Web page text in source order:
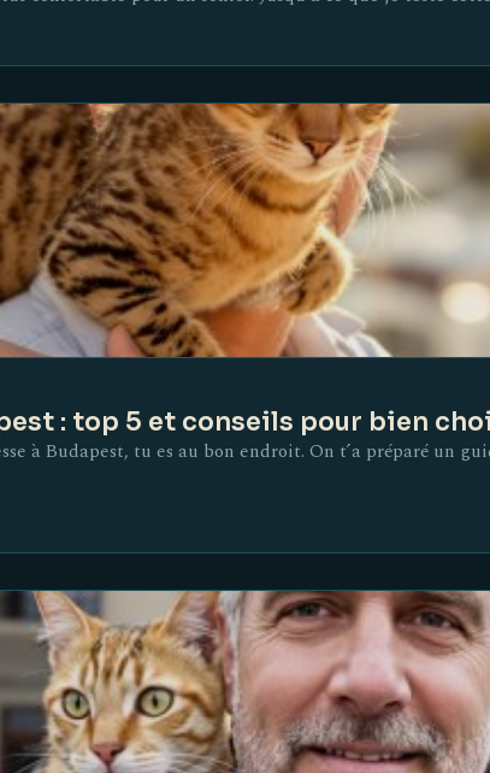
: top 5 et conseils pour bien
à Budapest, tu es au bon endroit. On t’a préparé un